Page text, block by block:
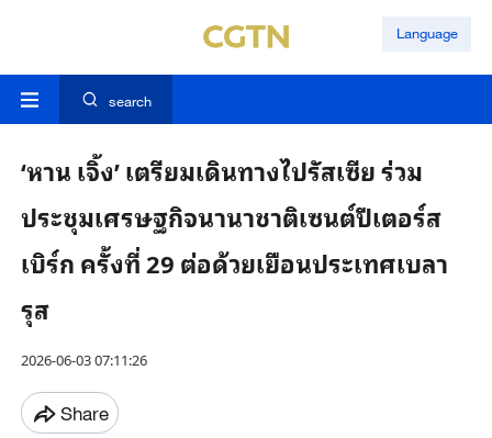
Language
search
‘หาน เจิ้ง’ เตรียมเดินทางไปรัสเซีย ร่วม
ประชุมเศรษฐกิจนานาชาติเซนต์ปีเตอร์ส
เบิร์ก ครั้งที่ 29 ต่อด้วยเยือนประเทศเบลา
รุส
2026-06-03 07:11:26
Share